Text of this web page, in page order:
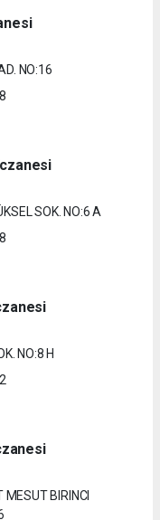
NO:16
SOK. NO:6 A
NO:8 H
BIRINCI